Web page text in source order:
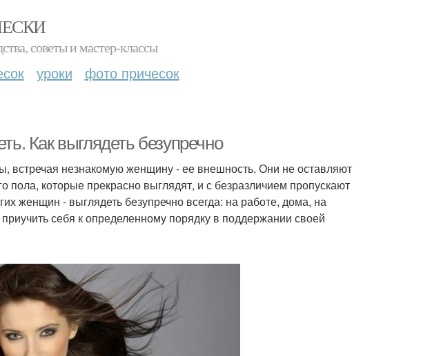
советы и мастер-классы
уроки фото причесок
Как выглядеть безупречно
встречая незнакомую женщину - ее внешность. Они не оставляют
пола, которые прекрасно выглядят, и с безразличием пропускают
женщин - выглядеть безупречно всегда: на работе, дома, на
себя к определенному порядку в поддержании своей